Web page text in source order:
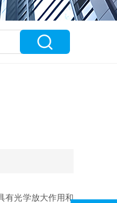
有光学放大作用和